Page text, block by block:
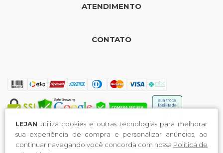
LEJAN utiliza cookies e outras tecnologias para melhorar
sua experiência de compra e personalizar anúncios, ao
continuar navegando você concorda com nossa Política de
ATENDIMENTO
CONTATO